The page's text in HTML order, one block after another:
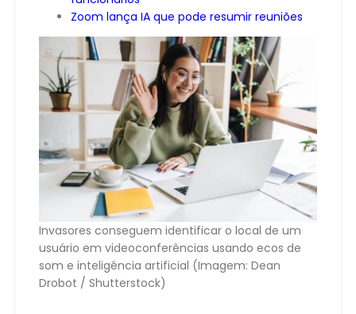
Zoom lança IA que pode resumir reuniões
Invasores conseguem identificar o local de um
usuário em videoconferências usando ecos de
som e inteligência artificial (Imagem: Dean
Drobot / Shutterstock)